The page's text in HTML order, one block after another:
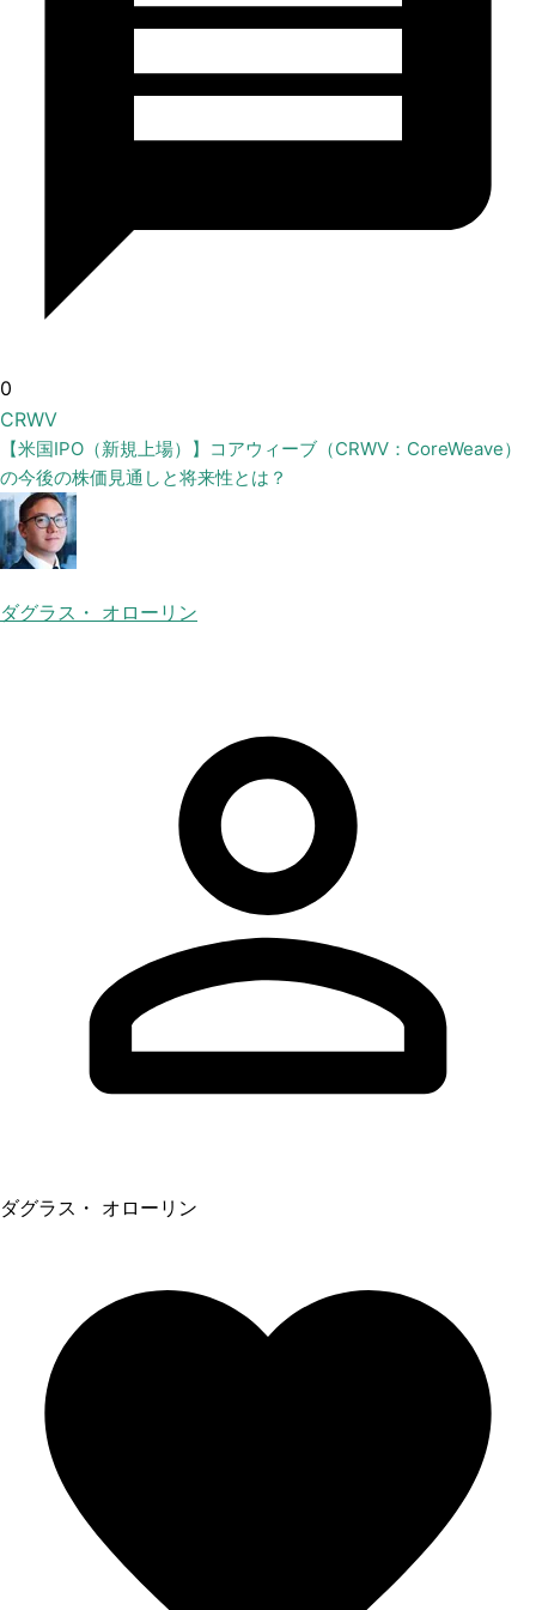
0
CRWV
【米国IPO（新規上場）】コアウィーブ（CRWV：CoreWeave）
の今後の株価見通しと将来性とは？
ダグラス・ オローリン
ダグラス・ オローリン